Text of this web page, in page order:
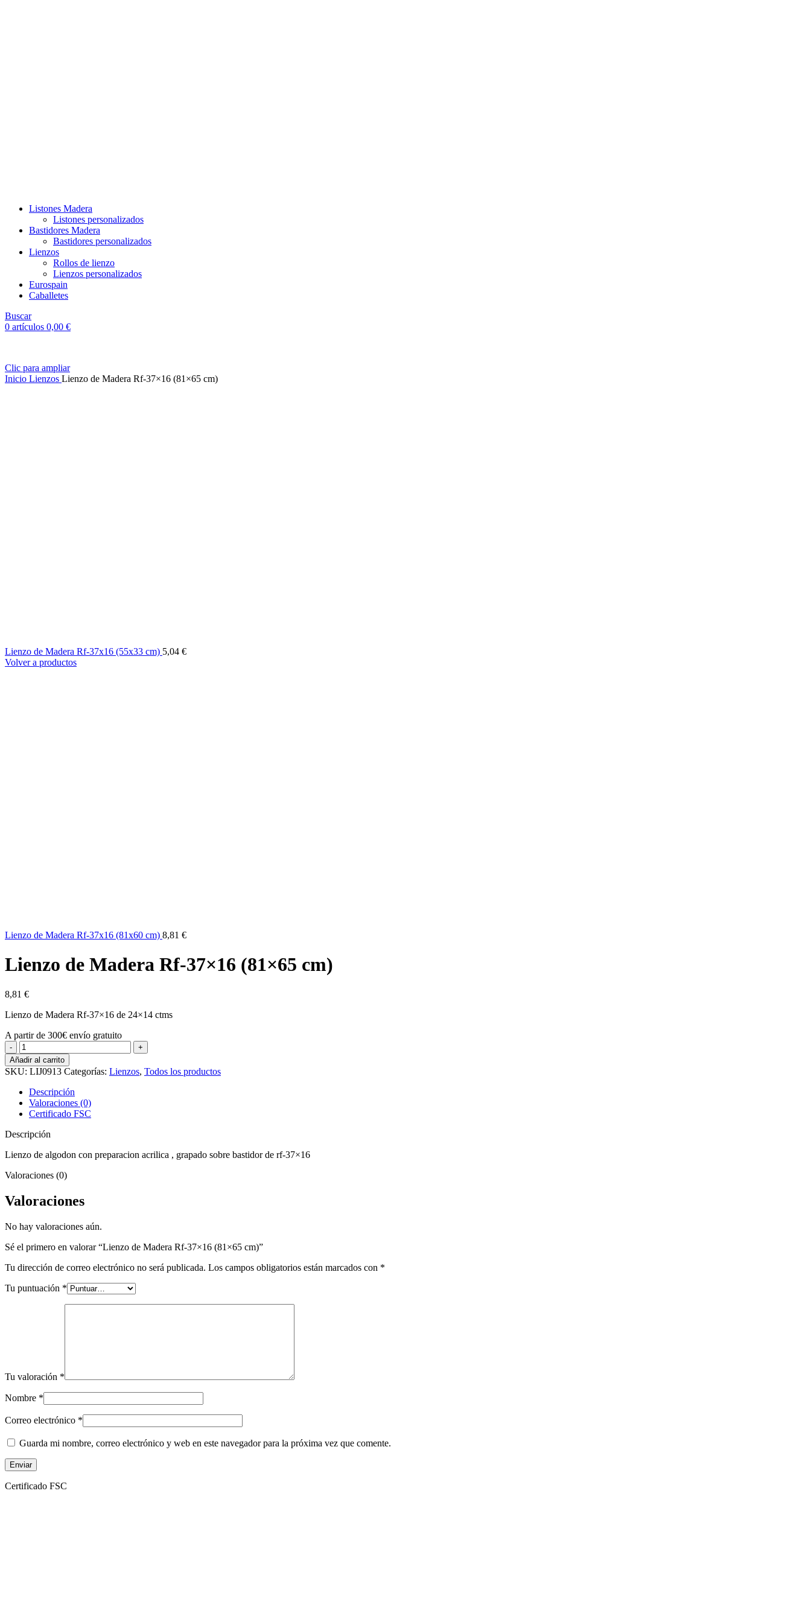
Listones Madera
Listones personalizados
Bastidores Madera
Bastidores personalizados
Lienzos
Rollos de lienzo
Lienzos personalizados
Eurospain
Caballetes
Buscar
0 artículos 0,00 €
Clic para ampliar
Inicio Lienzos Lienzo de Madera Rf-37×16 (81×65 cm)
Lienzo de Madera Rf-37x16 (55x33 cm) 5,04 €
Volver a productos
Lienzo de Madera Rf-37x16 (81x60 cm) 8,81 €
Lienzo de Madera Rf-37×16 (81×65 cm)
8,81 €
Lienzo de Madera Rf-37×16 de 24×14 ctms
A partir de 300€ envío gratuito
Lienzo
de
Madera
Rf-
37x16
(81x65
cm)
cantidad
Añadir al carrito
SKU: LIJ0913 Categorías: Lienzos, Todos los productos
Descripción
Valoraciones (0)
Certificado FSC
Descripción
Lienzo de algodon con preparacion acrilica , grapado sobre bastidor de rf-37×16
Valoraciones (0)
Valoraciones
No hay valoraciones aún.
Sé el primero en valorar “Lienzo de Madera Rf-37×16 (81×65 cm)”
Tu dirección de correo electrónico no será publicada. Los campos obligatorios están marcados con *
Tu puntuación *
Tu valoración *
Nombre *
Correo electrónico *
Guarda mi nombre, correo electrónico y web en este navegador para la próxima vez que comente.
Certificado FSC